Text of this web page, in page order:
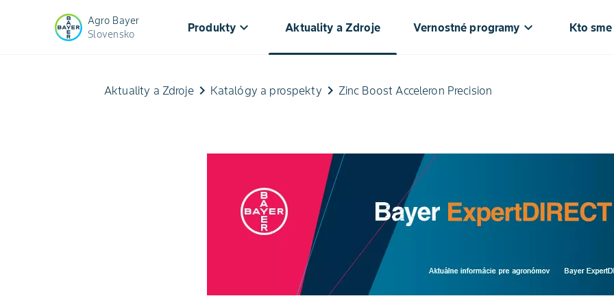
Agro Bayer
Slovensko
Produkty keyboard_arrow_down Aktuality a Zdroje Vernostné programy keyboard_arrow_down Kto sme
Aktuality a Zdrojekeyboard_arrow_right Katalógy a prospekty keyboard_arrow_right Zinc Boost Acceleron Precision